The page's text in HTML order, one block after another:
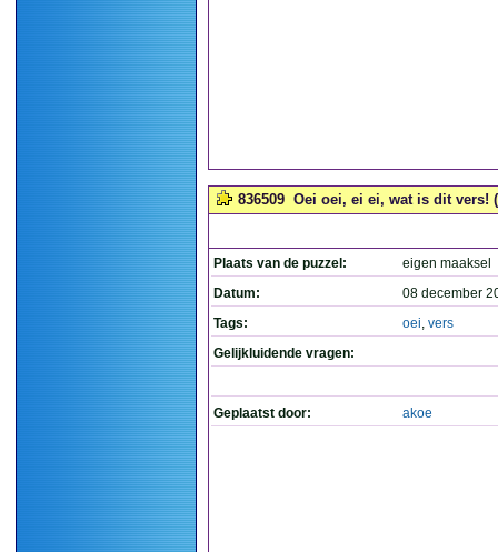
836509 Oei oei, ei ei, wat is dit vers!
Plaats van de puzzel:
eigen maaksel
Datum:
08 december
Tags:
oei, vers
Gelijkluidende vragen:
Geplaatst door: akoe